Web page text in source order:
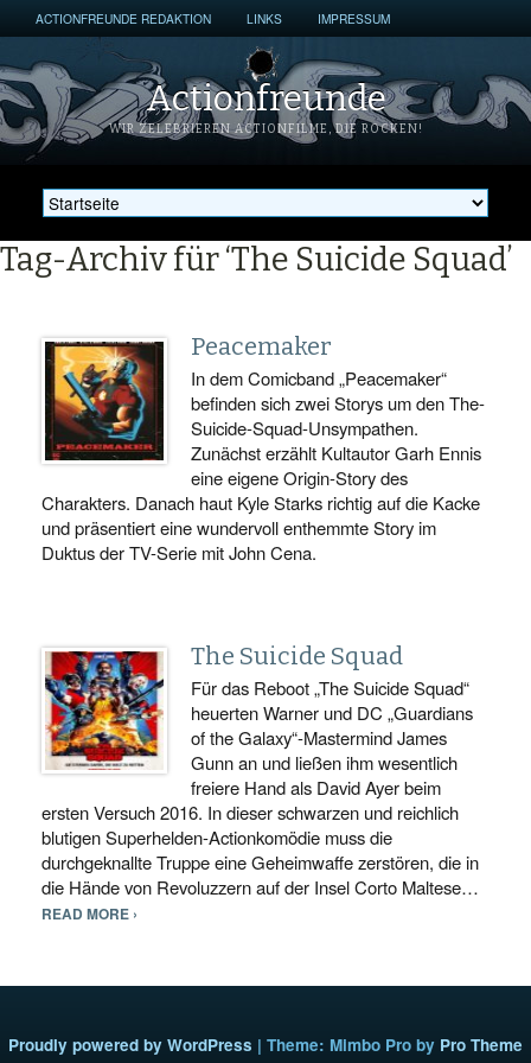
ACTIONFREUNDE REDAKTION LINKS IMPRESSUM
Actionfreunde
WIR ZELEBRIEREN ACTIONFILME, DIE ROCKEN!
Tag-Archiv für ‘The Suicide Squad’
Peacemaker
In dem Comicband „Peacemaker“
befinden sich zwei Storys um den The-
Suicide-Squad-Unsympathen.
Zunächst erzählt Kultautor Garh Ennis
eine eigene Origin-Story des
Charakters. Danach haut Kyle Starks richtig auf die Kacke
und präsentiert eine wundervoll enthemmte Story im
Duktus der TV-Serie mit John Cena.
The Suicide Squad
Für das Reboot „The Suicide Squad“
heuerten Warner und DC „Guardians
of the Galaxy“-Mastermind James
Gunn an und ließen ihm wesentlich
freiere Hand als David Ayer beim
ersten Versuch 2016. In dieser schwarzen und reichlich
blutigen Superhelden-Actionkomödie muss die
durchgeknallte Truppe eine Geheimwaffe zerstören, die in
die Hände von Revoluzzern auf der Insel Corto Maltese…
READ MORE ›
Proudly powered by WordPress | Theme: Mimbo Pro by Pro Theme